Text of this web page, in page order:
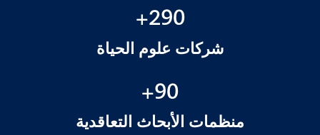
290+
شركات علوم الحياة
90+
منظمات الأبحاث التعاقدية